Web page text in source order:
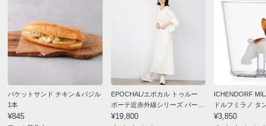
■食べ方・調理方法：そのままお召し上がりください。開
缶後はお早目にお召し上がり下さい。
【ご注意ください！】
※商品の性質上、キャンセル・交換・返品はできませ
ん。
バケットサンド チキン＆バジル
1本
¥845
EPOCHAL/エポカル トゥルー
ボーテ近赤外線シリーズ パー
カー
¥19,800
ICHENDORF
ドルフミラノ タ
グシリーズ 犬
¥3,850